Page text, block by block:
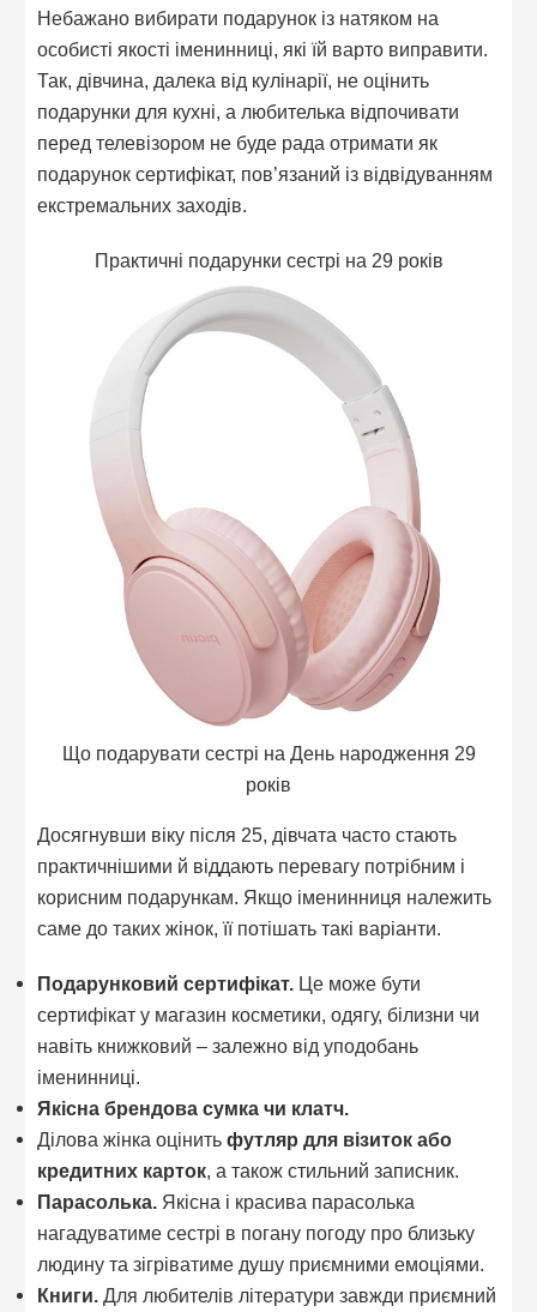
Небажано вибирати подарунок із натяком на
особисті якості іменинниці, які їй варто виправити.
Так, дівчина, далека від кулінарії, не оцінить
подарунки для кухні, а любителька відпочивати
перед телевізором не буде рада отримати як
подарунок сертифікат, пов’язаний із відвідуванням
екстремальних заходів.
Практичні подарунки сестрі на 29 років
Що подарувати сестрі на День народження 29
років
Досягнувши віку після 25, дівчата часто стають
практичнішими й віддають перевагу потрібним і
корисним подарункам. Якщо іменинниця належить
саме до таких жінок, її потішать такі варіанти.
Подарунковий сертифікат. Це може бути
сертифікат у магазин косметики, одягу, білизни чи
навіть книжковий – залежно від уподобань
іменинниці.
Якісна брендова сумка чи клатч.
Ділова жінка оцінитьфутляр для візиток або
кредитних карток, а також стильний записник.
Парасолька. Якісна і красива парасолька
нагадуватиме сестрі в погану погоду про близьку
людину та зігріватиме душу приємними емоціями.
Книги. Для любителів літератури завжди приємний